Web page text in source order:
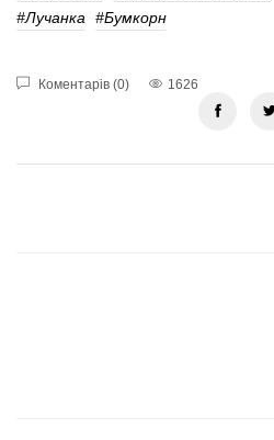
#лучанка
#Бумкорн
Коментарів (0) 1626